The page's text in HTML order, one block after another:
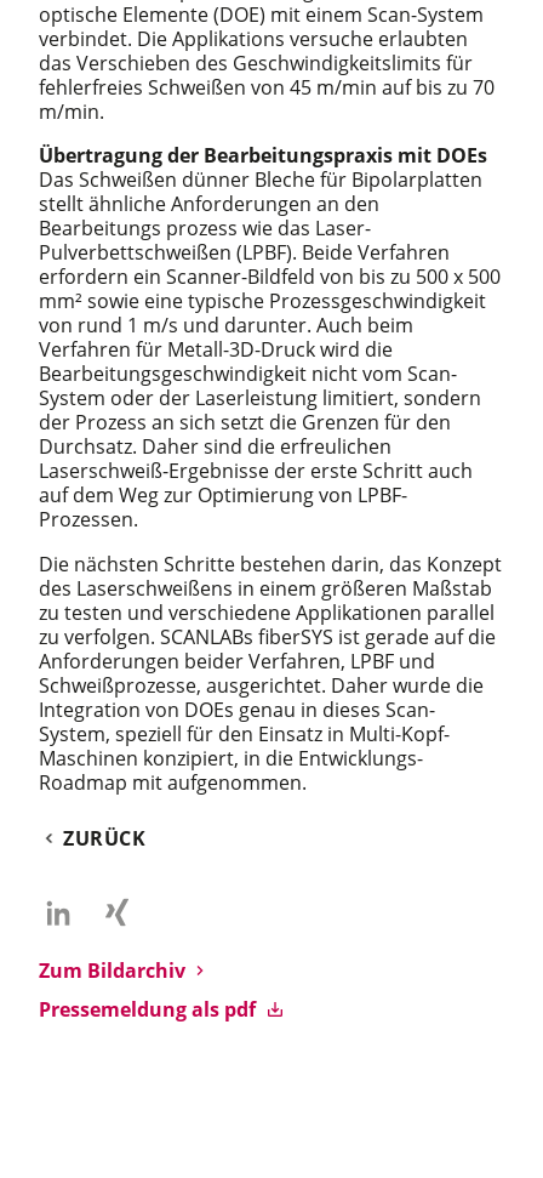
Zum Bildarchiv
Pressemeldung als pdf
optische Elemente (DOE) mit einem Scan-System
verbindet. Die Applikations versuche erlaubten
das Verschieben des Geschwindigkeitslimits für
fehlerfreies Schweißen von 45 m/min auf bis zu 70
m/min.
Übertragung der Bearbeitungspraxis mit DOEs
Das Schweißen dünner Bleche für Bipolarplatten
stellt ähnliche Anforderungen an den
Bearbeitungs prozess wie das Laser-
Pulverbettschweißen (LPBF). Beide Verfahren
erfordern ein Scanner-Bildfeld von bis zu 500 x 500
mm² sowie eine typische Prozessgeschwindigkeit
von rund 1 m/s und darunter. Auch beim
Verfahren für Metall-3D-Druck wird die
Bearbeitungsgeschwindigkeit nicht vom Scan-
System oder der Laserleistung limitiert, sondern
der Prozess an sich setzt die Grenzen für den
Durchsatz. Daher sind die erfreulichen
Laserschweiß-Ergebnisse der erste Schritt auch
auf dem Weg zur Optimierung von LPBF-
Prozessen.
Die nächsten Schritte bestehen darin, das Konzept
des Laserschweißens in einem größeren Maßstab
zu testen und verschiedene Applikationen parallel
zu verfolgen. SCANLABs fiberSYS ist gerade auf die
Anforderungen beider Verfahren, LPBF und
Schweißprozesse, ausgerichtet. Daher wurde die
Integration von DOEs genau in dieses Scan-
System, speziell für den Einsatz in Multi-Kopf-
Maschinen konzipiert, in die Entwicklungs-
Roadmap mit aufgenommen.
ZURÜCK